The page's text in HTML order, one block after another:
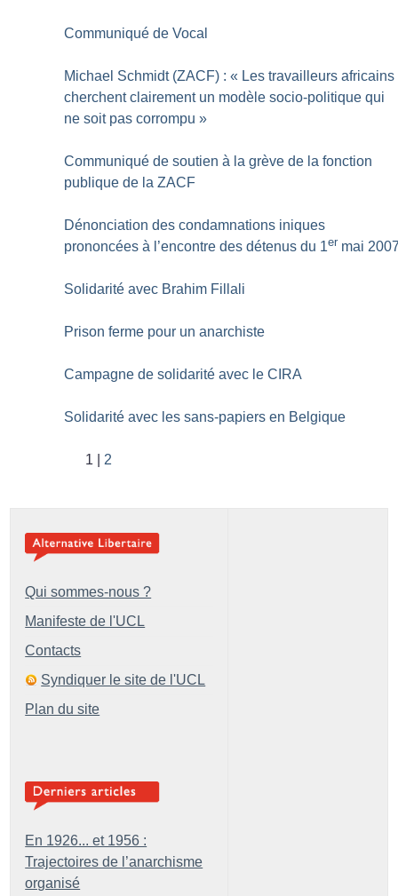
Communiqué de Vocal
Michael Schmidt (ZACF) : « Les travailleurs africains
cherchent clairement un modèle socio-politique qui
ne soit pas corrompu »
Communiqué de soutien à la grève de la fonction
publique de la ZACF
Dénonciation des condamnations iniques
prononcées à l’encontre des détenus du 1er mai
Solidarité avec Brahim Fillali
Prison ferme pour un anarchiste
Campagne de solidarité avec le CIRA
Solidarité avec les sans-papiers en Belgique
1 2
Qui sommes-nous ?
Manifeste de l'UCL
Contacts
Syndiquer le site de l'UCL
Plan du site
En 1926... et 1956 :
Trajectoires de l’anarchisme
organisé